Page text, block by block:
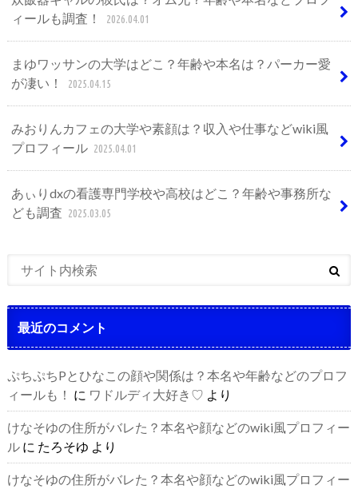
ィールも調査！
2026.04.01
まゆワッサンの大学はどこ？年齢や本名は？パーカー愛
が凄い！
2025.04.15
みおりんカフェの大学や素顔は？収入や仕事などwiki風
プロフィール 2025.04.01
あぃりdxの看護専門学校や高校はどこ？年齢や事務所な
ども調査 2025.03.05
最近のコメント
ぷちぷちPとひなこの顔や関係は？本名や年齢などのプロフ
ィールも！ に ワドルディ大好き♡ より
けなそゆの住所がバレた？本名や顔などのwiki風プロフィー
ルに たろそゆ より
けなそゆの住所がバレた？本名や顔などのwiki風プロフィー